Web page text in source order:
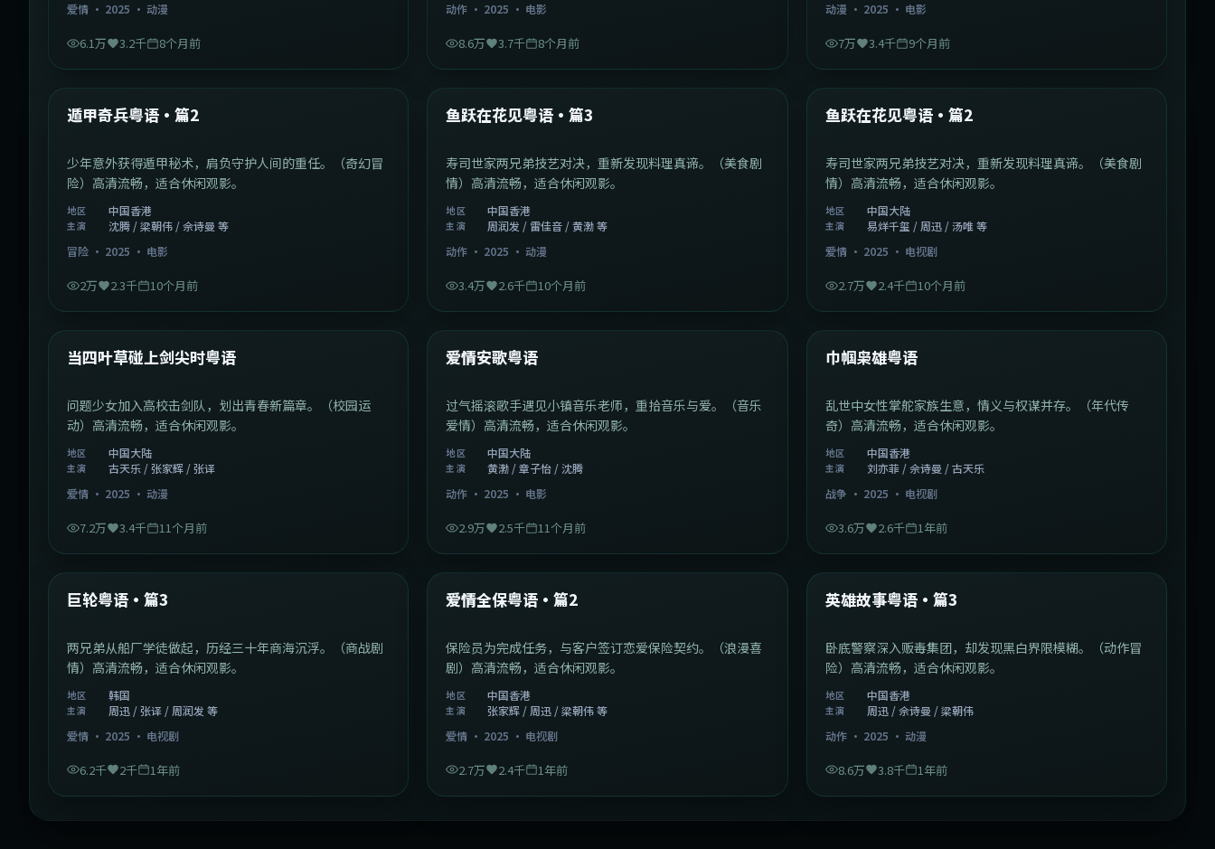
爱情 · 2025 · 动漫
6.1万 3.2千 8个月前
动作 · 2025 · 电影
8.6万 3.7千 8个月前
动漫 · 2025 · 电影
7万 3.4千 9个月前
最新
中国香港 1:10:21
遁甲奇兵粤语·篇2
少年意外获得遁甲秘术，肩负守护人间的重任。（奇幻冒
险）高清流畅，适合休闲观影。
地区 中国香港
主演
沈腾 / 梁朝伟 / 佘诗曼 等
冒险 · 2025 · 电影
2万 2.3千 10个月前
最新
中国香港 1:02:40
鱼跃在花见粤语·篇3
寿司世家两兄弟技艺对决，重新发现料理真谛。（美食剧
情）高清流畅，适合休闲观影。
地区 中国香港
主演
周润发 / 雷佳音 / 黄渤 等
动作 · 2025 ·动漫
3.4万 2.6千 10个月前
最新
中国大陆 1:09:53
鱼跃在花见粤语·篇2
寿司世家两兄弟技艺对决，重新发现料理真谛。（美食剧
情）高清流畅，适合休闲观影。
地区 中国大陆
主演
易烊千玺 / 周迅 / 汤唯 等
爱情· 2025 · 电视剧
2.7万 2.4千 10个月前
最新
中国大陆 1:23:05
当四叶草碰上剑尖时粤语
问题少女加入高校击剑队，划出青春新篇章。（校园运
动）高清流畅，适合休闲观影。
地区 中国大陆
主演
古天乐 / 张家辉 / 张译
爱情 · 2025 · 动漫
7.2万 3.4千 11个月前
最新
中国大陆 1:46:58
爱情安歌粤语
过气摇滚歌手遇见小镇音乐老师，重拾音乐与爱。（音乐
爱情）高清流畅，适合休闲观影。
地区 中国大陆
主演
黄渤 / 章子怡 / 沈腾
动作 · 2025 · 电影
2.9万 2.5千 11个月前
最新
中国香港 1:29:59
巾帼枭雄粤语
乱世中女性掌舵家族生意，情义与权谋并存。（年代传
奇）高清流畅，适合休闲观影。
地区 中国香港
主演
刘亦菲 / 佘诗曼 / 古天乐
战争 · 2025 · 电视剧
3.6万 2.6千 1年前
最新
韩国
巨轮粤语·篇3
两兄弟从船厂学徒做起，历经三十年商海沉浮。（商战剧
情）高清流畅，适合休闲观影。
地区 韩国
主演
周迅 / 张译 / 周润发 等
爱情 · 2025 · 电视剧
6.2千 2千 1年前
最新
中国香港
爱情全保粤语·篇2
保险员为完成任务，与客户签订恋爱保险契约。（浪漫喜
剧）高清流畅，适合休闲观影。
地区 中国香港
主演
张家辉 / 周迅 / 梁朝伟 等
爱情 · 2025 · 电视剧
2.7万 2.4千 1年前
最新
中国香港
英雄故事粤语·篇3
卧底警察深入贩毒集团，却发现黑白界限模糊。（动作冒
险）高清流畅，适合休闲观影。
地区 中国香港
主演
周迅 / 佘诗曼 / 梁朝伟
动作· 2025 · 动漫
8.6万 3.8千 1年前